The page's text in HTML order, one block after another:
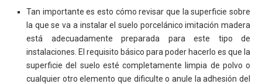
Tan importante es esto cómo revisar que la superficie sobre
la que se va a instalar el suelo porcelánico imitación madera
está adecuadamente preparada para este tipo de
instalaciones. El requisito básico para poder hacerlo es que la
superficie del suelo esté completamente limpia de polvo o
cualquier otro elemento que dificulte o anule la adhesión del